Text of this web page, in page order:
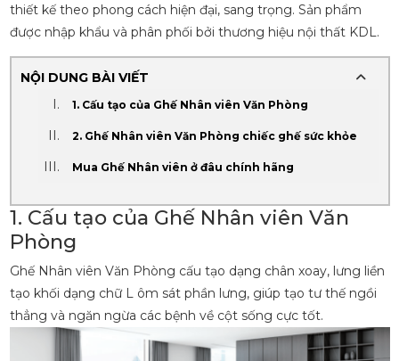
thiết kế theo phong cách hiện đại, sang trọng. Sản phẩm
được nhập khẩu và phân phối bởi thương hiệu nội thất KDL.
NỘI DUNG BÀI VIẾT
1. Cấu tạo của Ghế Nhân viên Văn Phòng
2. Ghế Nhân viên Văn Phòng chiếc ghế sức khỏe
Mua Ghế Nhân viên ở đâu chính hãng
1. Cấu tạo của Ghế Nhân viên Văn
Phòng
Ghế Nhân viên Văn Phòng cấu tạo dạng chân xoay, lưng liền
tạo khối dạng chữ L ôm sát phần lưng, giúp tạo tư thế ngồi
thẳng và ngăn ngừa các bệnh về cột sống cực tốt.